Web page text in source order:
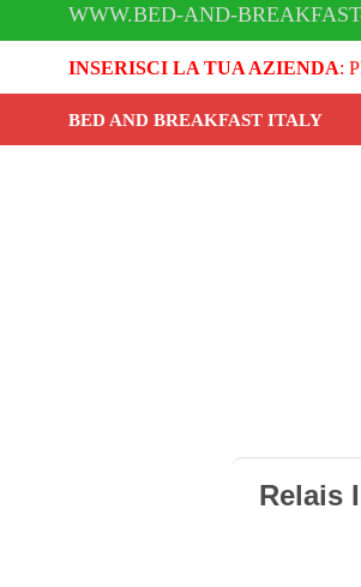
WWW.BED-AND-
INSERISCI LA TUA AZIENDA:
BED AND BREAKFAST ITALY
Relais